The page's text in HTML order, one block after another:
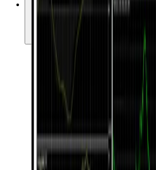
使いやすいUI
シンプルながら高機能なUIで、初心者か